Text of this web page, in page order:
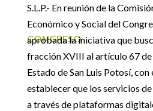
CONGRESO
S.L.P.- En reunión de la
Económico y Social del
aprobada la iniciativa que
fracción XVIII al artículo 67 de
Estado de San Luis Potosí,
establecer que los servicios
a través de plataformas